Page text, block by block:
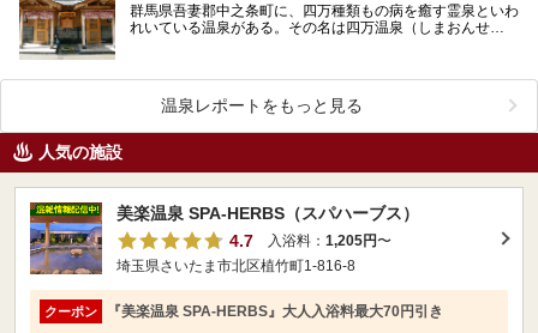
群馬県吾妻郡中之条町に、四万種類もの病を癒す霊泉といわ
れいている温泉がある。その名は四万温泉（しまおんせ
温泉レポートをもっと見る
人気の施設
美楽温泉 SPA-HERBS（スパハーブス）
4.7
入浴料： 1,205円〜
埼玉県さいたま市北区植竹町1-816-8
クーポン 『美楽温泉 SPA-HERBS』大人入浴料最大70円引き